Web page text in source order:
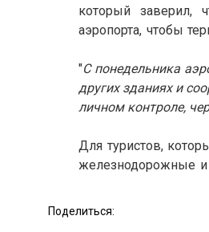
который заверил,
аэропорта, чтобы
"С понедельника
других зданиях и
личном контроле,
Для туристов,
железнодорожные и
Поделиться: